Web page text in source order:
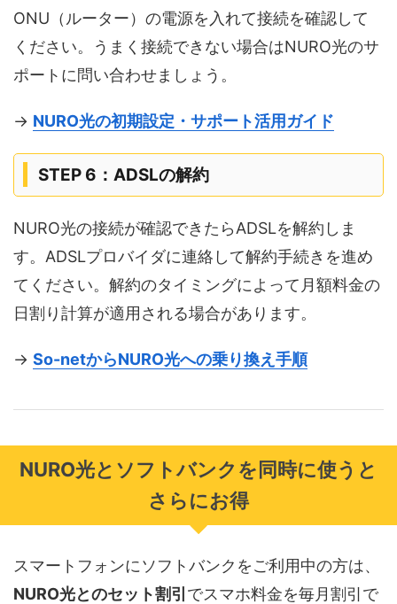
ONU（ルーター）の電源を入れて接続を確認して
ください。うまく接続できない場合はNURO光のサ
ポートに問い合わせましょう。
→ NURO光の初期設定・サポート活用ガイド
STEP 6：ADSLの解約
NURO光の接続が確認できたらADSLを解約しま
す。ADSLプロバイダに連絡して解約手続きを進め
てください。解約のタイミングによって月額料金の
日割り計算が適用される場合があります。
→ So-netからNURO光への乗り換え手順
NURO光とソフトバンクを同時に使うと
さらにお得
スマートフォンにソフトバンクをご利用中の方は、
NURO光とのセット割引 でスマホ料金を毎月割引で